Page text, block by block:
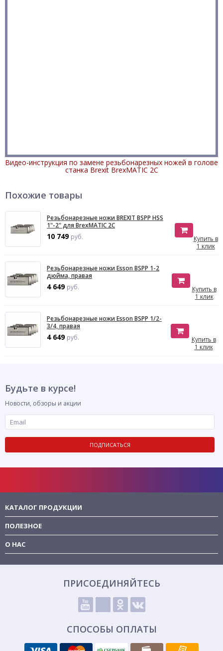
Видео-инструкция по замене резьбонарезных ножей в голове
станка Brexit BrexMATIC 2C
Похожие товары
Резьбонарезные ножи BREXIT BSPP HSS
1"-2" для BrexMATIC 2C
10 749 руб.
Купить в
1 клик
Резьбонарезные ножи Esson BSPP 1-2
дюйма, правая
4 649 руб.
Купить в
1 клик
Резьбонарезные ножи Esson BSPP 1/2-
3/4, правая
4 649 руб.
Купить в
1 клик
Будьте в курсе!
Новости, обзоры и акции
ПОДПИСАТЬСЯ
КАТАЛОГ ПРОДУКЦИИ
ПОЛЕЗНОЕ
О НАС
ПРИСОЕДИНЯЙТЕСЬ
СПОСОБЫ ОПЛАТЫ